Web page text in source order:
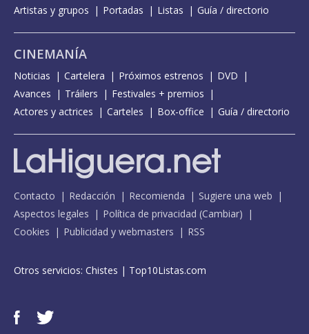
Artistas y grupos
Portadas Listas Guía / directorio
CINEMANÍA
Noticias Cartelera Próximos estrenos
DVD
Avances
Tráilers
Festivales + premios
Actores y actrices
Carteles Box-office Guía / directorio
Contacto Redacción Recomienda
Sugiere una web
Aspectos legales
Política de privacidad (Cambiar)
Cookies
Publicidad y webmasters RSS
Otros servicios: Chistes | Top10Listas.com